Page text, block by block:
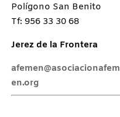
Polígono San Benito
Tf: 956 33 30 68
Jerez de la Frontera
afemen@asociacionafem
en.org